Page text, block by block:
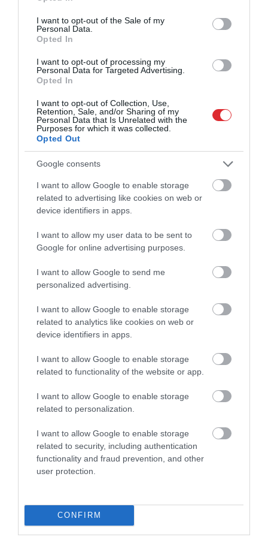
use your data for below specified purposes in below Google
consent section.
I want to opt-out of the Sale of my
Personal Data.
Opted In
I want to opt-out of processing my
Personal Data for Targeted Advertising.
Opted In
I want to opt-out of Collection, Use,
Retention, Sale, and/or Sharing of my
Personal Data that Is Unrelated with the
Purposes for which it was collected.
Opted Out
Google consents
I want to allow Google to enable storage
related to advertising like cookies on web or
device identifiers in apps.
I want to allow my user data to be sent to
Google for online advertising purposes.
I want to allow Google to send me
personalized advertising.
I want to allow Google to enable storage
related to analytics like cookies on web or
device identifiers in apps.
I want to allow Google to enable storage
related to functionality of the website or app.
I want to allow Google to enable storage
related to personalization.
I want to allow Google to enable storage
related to security, including authentication
functionality and fraud prevention, and other
user protection.
CONFIRM
Ne tikai Lucavsala! Rīgas
pašvaldība rosina LFF izvērtēt vēl
vienu vietu nacionālā stadiona
būvniecībai